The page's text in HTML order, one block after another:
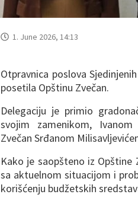
1. June 2026, 14:13
Otpravnica poslova
posetila Opštinu Zvečan.
Delegaciju je primio
svojim zamenikom,
Zvečan Srđanom
Kako je saopšteno iz
sa aktuelnom situacijom i
korišćenju budžetskih